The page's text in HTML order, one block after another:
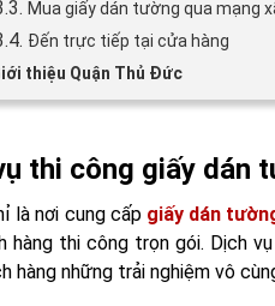
Mua giấy dán tường qua mạng
Đến trực tiếp tại cửa hàng
thiệu Quận Thủ Đức
thi công giấy dán
là nơi cung cấp giấy dán
hàng thi công trọn gói. Dịch
hàng những trải nghiệm vô